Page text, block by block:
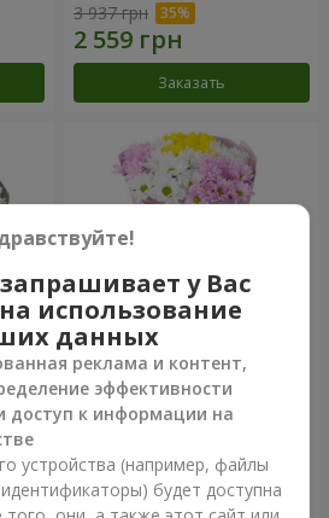
3 937 грн
Заказать
Букет "Времена года"
Заказать
у Вас
использование
данных
реклама и контент,
эффективности
доступ к информации на
устройства (например, файлы
будет доступна